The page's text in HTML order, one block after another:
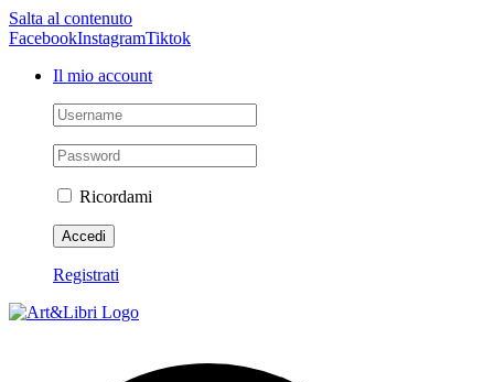
Salta al contenuto
FacebookInstagramTiktok
Il mio account
Ricordami
Registrati